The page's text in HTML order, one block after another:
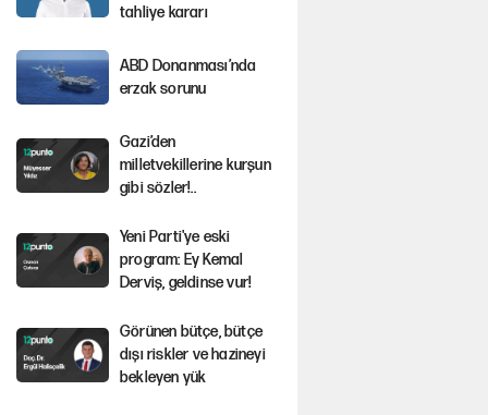
tahliye kararı
ABD Donanması’nda
erzak sorunu
Gazi’den
milletvekillerine kurşun
gibi sözler!..
Yeni Parti'ye eski
program: Ey Kemal
Derviş, geldinse vur!
Görünen bütçe, bütçe
dışı riskler ve hazineyi
bekleyen yük